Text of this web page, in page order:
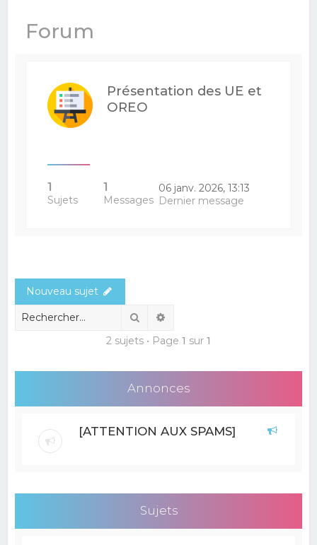
Forum
Présentation des UE et
OREO
1
Sujets
1
Messages
06 janv. 2026, 13:13
Dernier message
Nouveau sujet
Rechercher
2 sujets • Page 1 sur 1
Annonces
[ATTENTION AUX SPAMS]
Sujets